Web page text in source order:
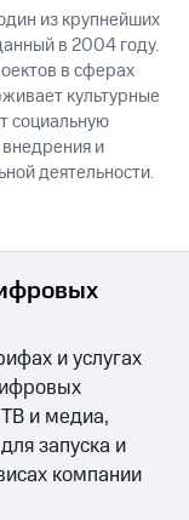
из крупнейших
в 2004 году.
в сферах
культурные
социальную
и
деятельности.
и услугах
и медиа,
запуска и
компании